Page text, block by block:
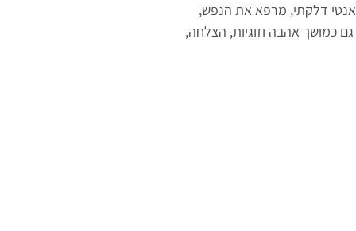
דלקתי, מרפא את הנפש,
גם כמושך אהבה וזוגיות, הצלחה,